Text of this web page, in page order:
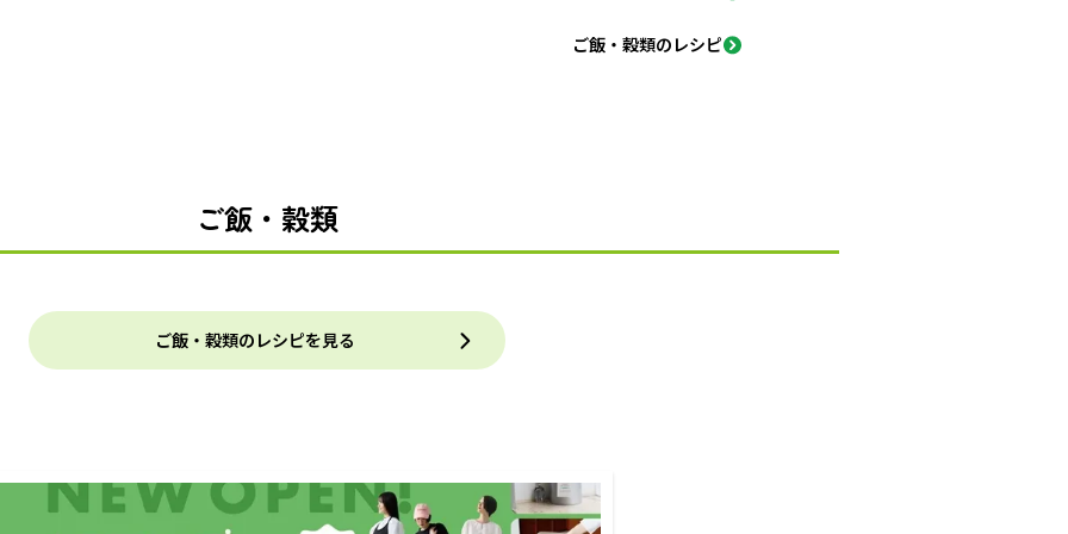
ご飯・穀類のレシピ
ご飯・穀類
ご飯・穀類のレシピを見る